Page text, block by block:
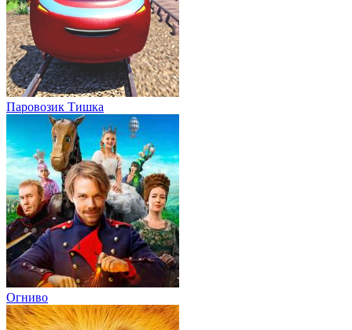
Паровозик Тишка
Огниво